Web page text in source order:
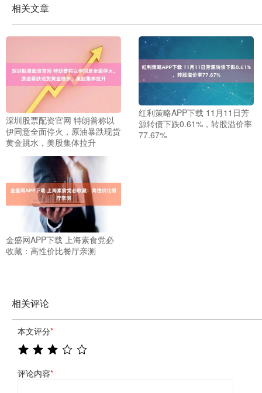
相关文章
深圳股票配资官网 特朗普称以
伊同意全面停火，原油暴跌现货
黄金跳水，美股集体拉升
红利策略APP下载 11月11日芳
源转债下跌0.61%，转股溢价率
77.67%
金盛网APP下载 上海素食党必
收藏：高性价比餐厅亲测
相关评论
本文评分*
评论内容*